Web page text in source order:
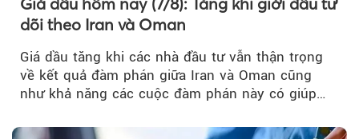
dõi theo Iran và Oman
Giá dầu tăng khi các nhà đầu tư vẫn thận trọng
về kết quả đàm phán giữa Iran và Oman cũng
như khả năng các cuộc đàm phán này có giúp
Hormuz hay không.